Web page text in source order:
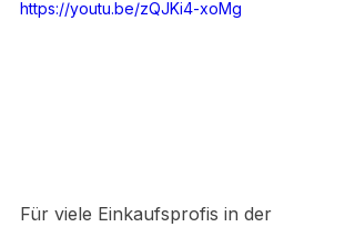
https://youtu.be/zQJKi4-xoMg
Für viele Einkaufsprofis in der